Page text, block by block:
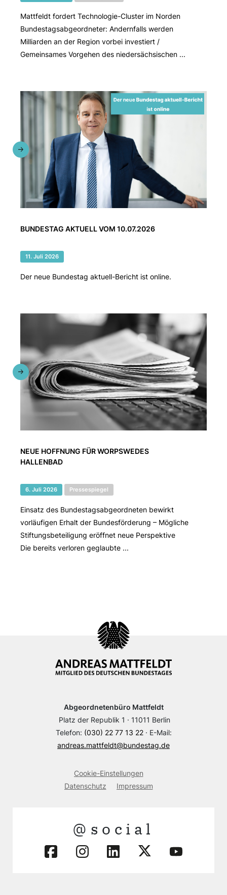
Mattfeldt fordert Technologie-Cluster im Norden
Bundestagsabgeordneter: Andernfalls werden
Milliarden an der Region vorbei investiert /
Gemeinsames Vorgehen des niedersächsischen ...
BUNDESTAG AKTUELL VOM 10.07.2026
11. Juli 2026
Der neue Bundestag aktuell-Bericht ist online.
NEUE HOFFNUNG FÜR WORPSWEDES
HALLENBAD
6. Juli 2026 Pressespiegel
Einsatz des Bundestagsabgeordneten bewirkt
vorläufigen Erhalt der Bundesförderung – Mögliche
Stiftungsbeteiligung eröffnet neue Perspektive
Die bereits verloren geglaubte ...
Abgeordnetenbüro Mattfeldt
Platz der Republik 1 · 11011 Berlin
Telefon: (030) 22 77 13 22· E-Mail:
andreas.mattfeldt@bundestag.de
Cookie-Einstellungen
Datenschutz
Impressum
@social